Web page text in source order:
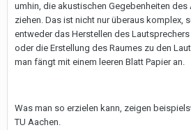
umhin, die akustischen Gegebenheiten
ziehen. Das ist nicht nur überaus komplex,
entweder das Herstellen des
oder die Erstellung des Raumes zu den
man fängt mit einem leeren Blatt Papier an.
Was man so erzielen kann, zeigen
TU Aachen.